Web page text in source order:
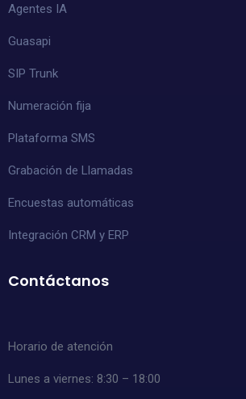
Agentes IA
Guasapi
SIP Trunk
Numeración fija
Plataforma SMS
Grabación de Llamadas
Encuestas automáticas
Integración CRM y ERP
Contáctanos
Horario de atención
Lunes a viernes: 8:30 – 18:00